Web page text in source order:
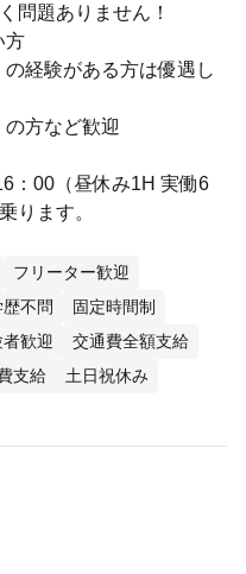
問題ありません！
方
経験がある方は優遇し
方など歓迎
：00（昼休み1H 実働6
ります。
フリーター歓迎
不問
固定時間制
歓迎
交通費全額支給
支給
土日祝休み